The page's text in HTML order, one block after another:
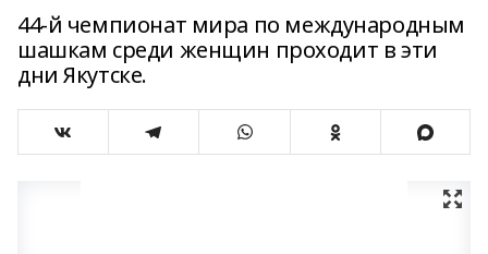
44-й чемпионат мира по международным
шашкам среди женщин проходит в эти
дни Якутске.